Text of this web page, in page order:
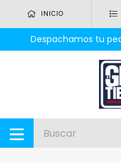
INICIO
Despachamos tu